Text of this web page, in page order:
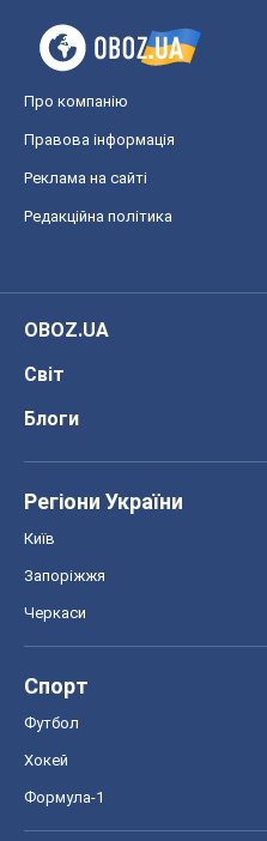
Про компанію
Правова інформація
Реклама на сайті
Редакційна політика
OBOZ.UA
Світ
Блоги
Регіони України
Київ
Запоріжжя
Черкаси
Спорт
Футбол
Хокей
Формула-1